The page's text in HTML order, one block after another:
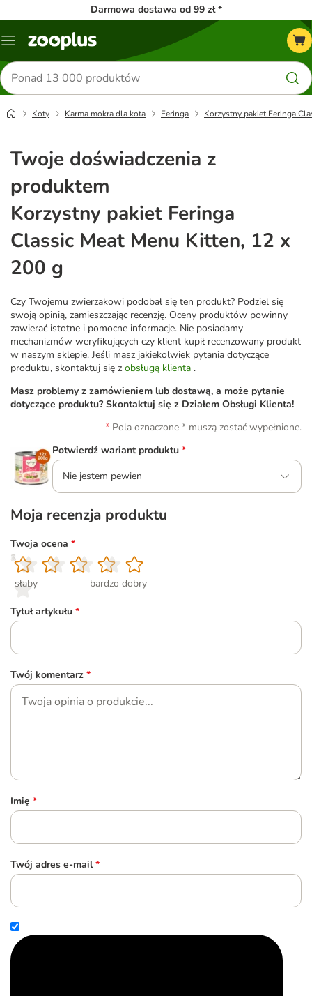
Darmowa dostawa od 99 zł *
Menu
Szukaj
produktów
Koty Karma mokra dla kota Feringa Korzystny pakiet Feringa
Twoje doświadczenia z
produktem
Korzystny pakiet Feringa
Classic Meat Menu Kitten, 12 x
200 g
Czy Twojemu zwierzakowi podobał się ten produkt? Podziel się
swoją opinią, zamieszczając recenzję. Oceny produktów powinny
zawierać istotne i pomocne informacje. Nie posiadamy
mechanizmów weryfikujących czy klient kupił recenzowany produkt
w naszym sklepie. Jeśli masz jakiekolwiek pytania dotyczące
produktu, skontaktuj się z obsługą klienta .
Masz problemy z zamówieniem lub dostawą, a może pytanie
dotyczące produktu? Skontaktuj się z Działem Obsługi Klienta!
Pola oznaczone * muszą zostać wypełnione.
Potwierdź wariant produktu *
Nie jestem pewien
Moja recenzja produktu
Twoja ocena *
1
słaby
2
3
4
5
bardzo dobry
Tytuł artykułu *
Twój komentarz *
Imię *
Twój adres e-mail *